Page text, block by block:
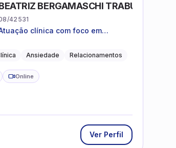
BERGAMASCHI TRABUCO
42531
clínica com foco em
transições de vida
Ansiedade Relacionamentos
Online
Ver Perfil